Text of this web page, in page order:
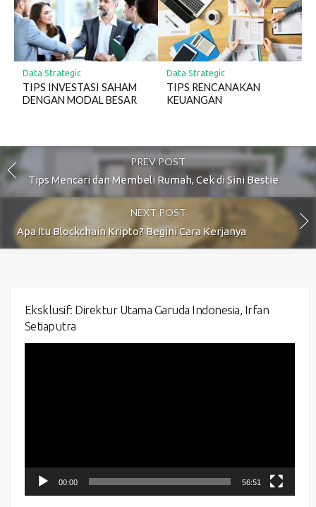
Data Strategic
TIPS INVESTASI SAHAM
DENGAN MODAL BESAR
Data Strategic
TIPS RENCANAKAN
KEUANGAN
PREV POST
Tips Mencari dan Membeli Rumah, Cek di Sini Bestie
NEXT POST
Apa Itu Blockchain Kripto? Begini Cara Kerjanya
Eksklusif: Direktur Utama Garuda Indonesia, Irfan
Setiaputra
00:00 56:51